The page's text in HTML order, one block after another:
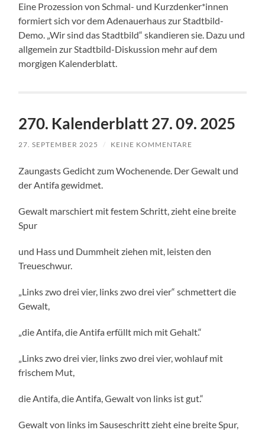
Eine Prozession von Schmal- und Kurzdenker*innen
formiert sich vor dem Adenauerhaus zur Stadtbild-
Demo. „Wir sind das Stadtbild“ skandieren sie. Dazu und
allgemein zur Stadtbild-Diskussion mehr auf dem
morgigen Kalenderblatt.
270. Kalenderblatt 27. 09. 2025
27. SEPTEMBER 2025 / KEINE KOMMENTARE
Zaungasts Gedicht zum Wochenende. Der Gewalt und
der Antifa gewidmet.
Gewalt marschiert mit festem Schritt, zieht eine breite
Spur
und Hass und Dummheit ziehen mit, leisten den
Treueschwur.
„Links zwo drei vier, links zwo drei vier“ schmettert die
Gewalt,
„die Antifa, die Antifa erfüllt mich mit Gehalt.“
„Links zwo drei vier, links zwo drei vier, wohlauf mit
frischem Mut,
die Antifa, die Antifa, Gewalt von links ist gut.“
Gewalt von links im Sauseschritt zieht eine breite Spur,